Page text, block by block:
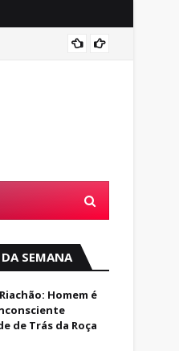
SEMANA
Homem é
de Trás da Roça